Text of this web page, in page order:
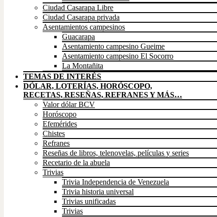
Ciudad Casarapa Libre
Ciudad Casarapa privada
Asentamientos campesinos
Guacarapa
Asentamiento campesino Gueime
Asentamiento campesino El Socorro
La Montañita
TEMAS DE INTERÉS
DÓLAR, LOTERÍAS, HORÓSCOPO,
RECETAS, RESEÑAS, REFRANES Y MÁS…
Valor dólar BCV
Horóscopo
Efemérides
Chistes
Refranes
Reseñas de libros, telenovelas, películas y series
Recetario de la abuela
Trivias
Trivia Independencia de Venezuela
Trivia historia universal
Trivias unificadas
Trivias